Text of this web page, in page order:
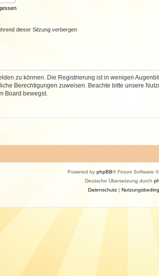
dieser Sitzung verbergen
zu können. Die Registrierung ist in wenigen
Berechtigungen zuweisen. Beachte bitte unsere
Board bewegst.
Powered by phpBB® Forum Software
Deutsche Übersetzung durch
Datenschutz|